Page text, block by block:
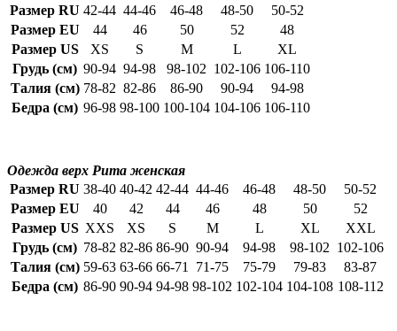
Размер RU 42-44 44-46 46-48 48-50
50-52
Размер EU
44 46 50 52
48
Размер US
XS S M L
XL
Грудь (см) 90-94 94-98 98-102 102-106 106-110
Талия (см) 78-82 82-86 86-90 90-94
94-98
Бедра (см) 96-98 98-100 100-104 104-106 106-110
Одежда верх Puma женская
Размер RU 38-40 40-42 42-44 44-46 46-48 48-50
50-52
Размер EU
40 42 44 46 48 50
52
Размер US XXS XS S M L XL
XXL
Грудь (см) 78-82 82-86 86-90 90-94 94-98 98-102 102-106
Талия (см) 59-63 63-66 66-71 71-75 75-79 79-83
83-87
Бедра (см) 86-90 90-94 94-98 98-102 102-104 104-108 108-112